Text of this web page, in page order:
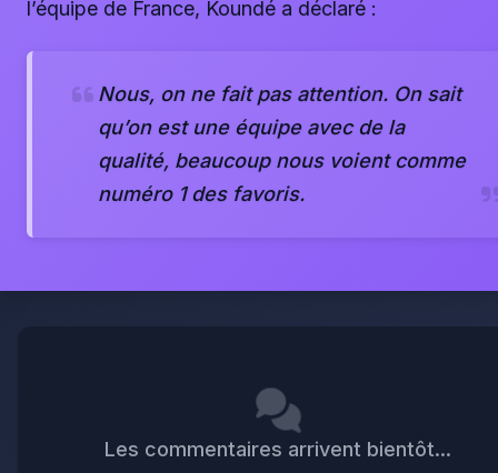
l’équipe de France, Koundé a déclaré :
Nous, on ne fait pas attention. On sait
qu’on est une équipe avec de la
qualité, beaucoup nous voient comme
numéro 1 des favoris.
Les commentaires arrivent bientôt...